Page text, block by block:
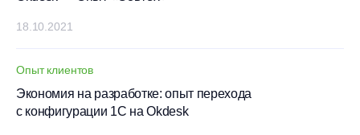
18.10.2021
Опыт клиентов
Экономия на разработке: опыт перехода
с конфигурации 1С на Okdesk